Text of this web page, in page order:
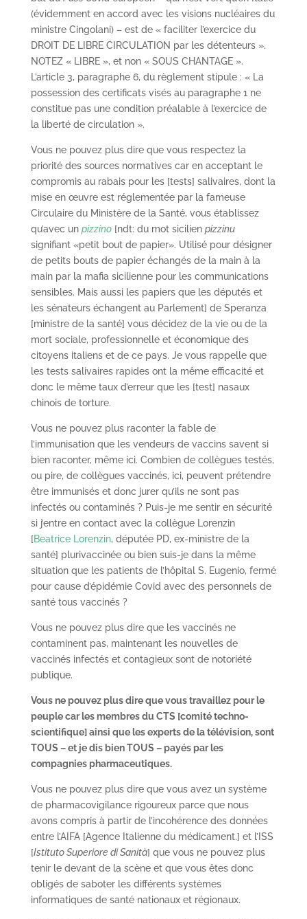
(évidemment en accord avec les visions nucléaires du
ministre Cingolani) – est de « faciliter l’exercice du
DROIT DE LIBRE CIRCULATION par les détenteurs ».
NOTEZ « LIBRE », et non « SOUS CHANTAGE ».
L’article 3, paragraphe 6, du règlement stipule : « La
possession des certificats visés au paragraphe 1 ne
constitue pas une condition préalable à l’exercice de
la liberté de circulation ».
Vous ne pouvez plus dire que vous respectez la
priorité des sources normatives car en acceptant le
compromis au rabais pour les [tests] salivaires, dont la
mise en œuvre est réglementée par la fameuse
Circulaire du Ministère de la Santé, vous établissez
qu’avec un pizzino[ndt: du mot sicilien pizzinu
signifiant «petit bout de papier». Utilisé pour désigner
de petits bouts de papier échangés de la main à la
main par la mafia sicilienne pour les communications
sensibles. Mais aussi les papiers que les députés et
les sénateurs échangent au Parlement] de Speranza
[ministre de la santé] vous décidez de la vie ou de la
mort sociale, professionnelle et économique des
citoyens italiens et de ce pays. Je vous rappelle que
les tests salivaires rapides ont la même efficacité et
donc le même taux d’erreur que les [test] nasaux
chinois de torture.
Vous ne pouvez plus raconter la fable de
l’immunisation que les vendeurs de vaccins savent si
bien raconter, même ici. Combien de collègues testés,
ou pire, de collègues vaccinés, ici, peuvent prétendre
être immunisés et donc jurer qu’ils ne sont pas
infectés ou contaminés ? Puis-je me sentir en sécurité
si j’entre en contact avec la collègue Lorenzin
[Beatrice Lorenzin, députée PD, ex-ministre de la
santé] plurivaccinée ou bien suis-je dans la même
situation que les patients de l’hôpital S. Eugenio, fermé
pour cause d’épidémie Covid avec des personnels de
santé tous vaccinés ?
Vous ne pouvez plus dire que les vaccinés ne
contaminent pas, maintenant les nouvelles de
vaccinés infectés et contagieux sont de notoriété
publique.
Vous ne pouvez plus dire que vous travaillez pour le
peuple car les membres du CTS [comité techno-
scientifique] ainsi que les experts de la télévision, sont
TOUS – et je dis bien TOUS – payés par les
compagnies pharmaceutiques.
Vous ne pouvez plus dire que vous avez un système
de pharmacovigilance rigoureux parce que nous
avons compris à partir de l’incohérence des données
entre l’AIFA [Agence Italienne du médicament.] et l’ISS
[Istituto Superiore di Sanità] que vous ne pouvez plus
tenir le devant de la scène et que vous êtes donc
obligés de saboter les différents systèmes
informatiques de santé nationaux et régionaux.